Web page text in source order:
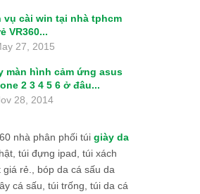
vụ cài win tại nhà tphcm
VR360...
27, 2015
màn hình cảm ứng asus
2 3 4 5 6 ở đâu...
28, 2014
nhà phân phối túi giày da
túi đựng ipad, túi xách
giá rẻ., bóp da cá sấu da
cá sấu, túi trống, túi da cá